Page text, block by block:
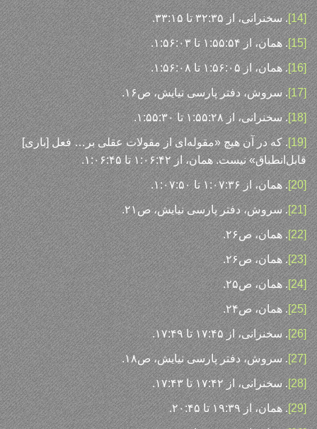
[14] . سخنرانی، از ۳۲:۳۵ تا ۳۳:۱۵.
[15] . همان، از ۱:۵۵:۵۴ تا ۱:۵۶:۰۳.
[16] . همان، از ۱:۵۶:۰۵ تا ۱:۵۶:۰۸.
[17] . سروش، دفتر پارسی نیایش، ص۱۶.
[18] . سخنرانی، از ۱:۵۵:۲۸ تا ۱:۵۵:۳۰.
[19]
. که در آن هیچ «مقوله‌ای از مقولات عقلی بر… فعل [باری]
قابل‌انطباق» نیست. همان، از ۱:۰۶:۴۲ تا ۱:۰۶:۴۵.
[20] . همان، از ۱:۰۷:۳۶ تا ۱:۰۷:۵۰.
[21] . سروش، دفتر پارسی نیایش، ص۲۱.
[22] . همان، ص۲۶.
[23] . همان، ص۲۶.
[24] . همان، ص۲۵.
[25] . همان، ص۲۴.
[26] . سخنرانی، از ۱۷:۴۵ تا ۱۷:۴۹.
[27] . سروش، دفتر پارسی نیایش، ص۱۸.
[28] . سخنرانی، از ۱۷:۴۲ تا ۱۷:۴۳.
[29] . همان، از ۱۹:۳۹ تا ۲۰:۴۵.